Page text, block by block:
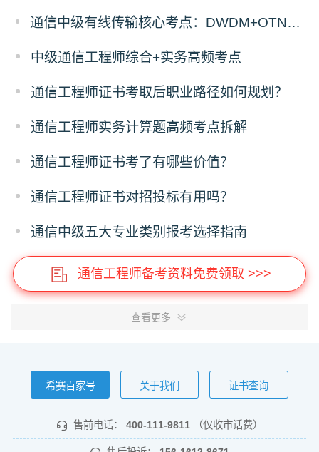
通信中级有线传输核心考点：DWDM+OTN原理与计算题答题拆解
中级通信工程师综合+实务高频考点
通信工程师证书考取后职业路径如何规划？
通信工程师实务计算题高频考点拆解
通信工程师证书考了有哪些价值？
通信工程师证书对招投标有用吗？
通信中级五大专业类别报考选择指南
通信工程师备考资料免费领取 >>>
查看更多
希赛百家号 关于我们 证书查询
售前电话： 400-111-9811 （仅收市话费）